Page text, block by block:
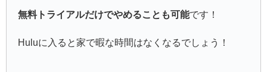
無料トライアルだけでやめることも可能です！
Huluに入ると家で暇な時間はなくなるでしょう！